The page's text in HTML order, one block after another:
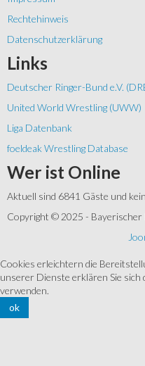
Rechtehinweis
Datenschutzerklärung
Links
Deutscher Ringer-Bund e.V.
United World Wrestling (UWW)
Liga Datenbank
foeldeak Wrestling Database
Wer ist Online
Aktuell sind 6841 Gäste und
Copyright © 2025 - Bayerischer
Cookies erleichtern die
unserer Dienste erklären Sie
verwenden.
ok